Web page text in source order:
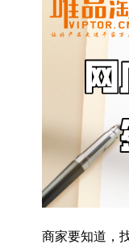
商家要知道，